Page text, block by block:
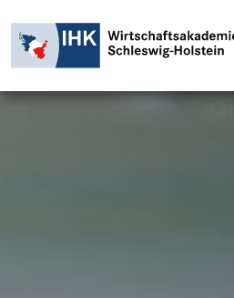
FÜR EINZELPERSONEN